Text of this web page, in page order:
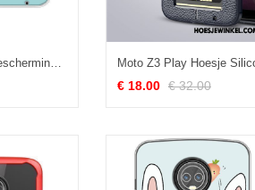
Moto Z3 Play Hoesje Vers Bescherming All Inclusive, Moto Z3 Play Hoesje Hoes Trend
€ 18.00 € 32.00